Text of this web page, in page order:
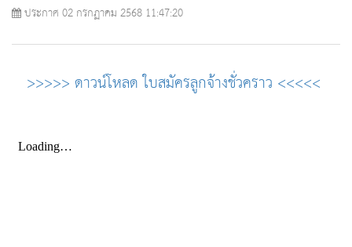
ประกาศ 02 กรกฏาคม 2568 11:47:20
>>>>> ดาวน์โหลด ใบสมัครลูกจ้างชั่วคราว <<<<<